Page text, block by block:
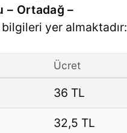
– Ortadağ –
yer almaktadır:
Ücret
36 TL
32,5 TL